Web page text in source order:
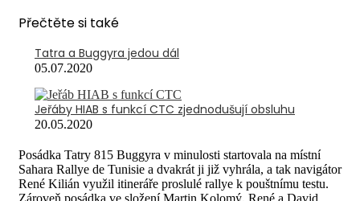
Přečtěte si také
Tatra a Buggyra jedou dál
05.07.2020
Jeřáby HIAB s funkcí CTC zjednodušují obsluhu
20.05.2020
Posádka Tatry 815 Buggyra v minulosti startovala na místní
Sahara Rallye de Tunisie a dvakrát ji již vyhrála, a tak navigátor
René Kilián využil itineráře proslulé rallye k pouštnímu testu.
Zároveň posádka ve složení Martin Kolomý, René a David